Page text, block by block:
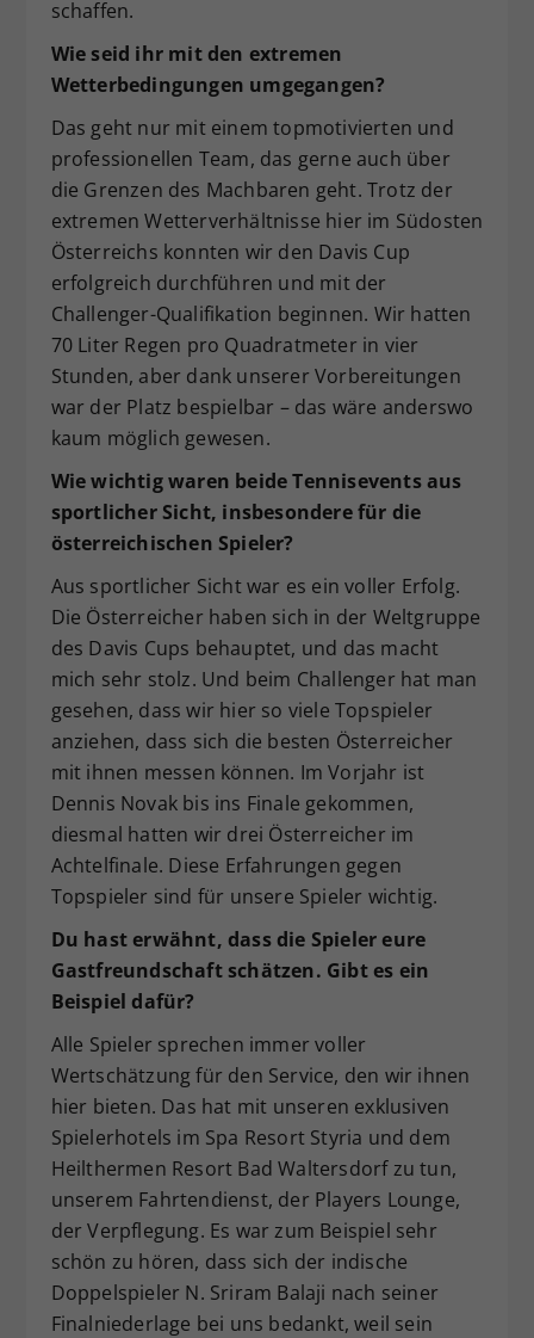
schaffen.
Wie seid ihr mit den extremen
Wetterbedingungen umgegangen?
Das geht nur mit einem topmotivierten und
professionellen Team, das gerne auch über
die Grenzen des Machbaren geht. Trotz der
extremen Wetterverhältnisse hier im Südosten
Österreichs konnten wir den Davis Cup
erfolgreich durchführen und mit der
Challenger-Qualifikation beginnen. Wir hatten
70 Liter Regen pro Quadratmeter in vier
Stunden, aber dank unserer Vorbereitungen
war der Platz bespielbar – das wäre anderswo
kaum möglich gewesen.
Wie wichtig waren beide Tennisevents aus
sportlicher Sicht, insbesondere für die
österreichischen Spieler?
Aus sportlicher Sicht war es ein voller Erfolg.
Die Österreicher haben sich in der Weltgruppe
des Davis Cups behauptet, und das macht
mich sehr stolz. Und beim Challenger hat man
gesehen, dass wir hier so viele Topspieler
anziehen, dass sich die besten Österreicher
mit ihnen messen können. Im Vorjahr ist
Dennis Novak bis ins Finale gekommen,
diesmal hatten wir drei Österreicher im
Achtelfinale. Diese Erfahrungen gegen
Topspieler sind für unsere Spieler wichtig.
Du hast erwähnt, dass die Spieler eure
Gastfreundschaft schätzen. Gibt es ein
Beispiel dafür?
Alle Spieler sprechen immer voller
Wertschätzung für den Service, den wir ihnen
hier bieten. Das hat mit unseren exklusiven
Spielerhotels im Spa Resort Styria und dem
Heilthermen Resort Bad Waltersdorf zu tun,
unserem Fahrtendienst, der Players Lounge,
der Verpflegung. Es war zum Beispiel sehr
schön zu hören, dass sich der indische
Doppelspieler N. Sriram Balaji nach seiner
Finalniederlage bei uns bedankt, weil sein